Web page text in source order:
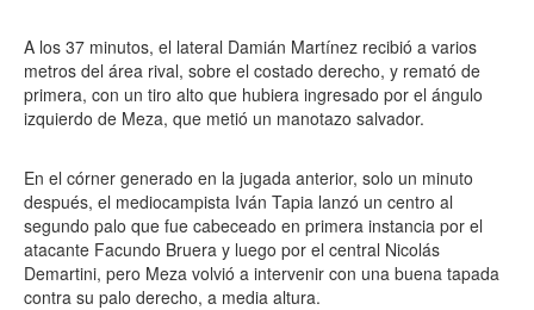
A los 37 minutos, el lateral Damián Martínez recibió a varios
metros del área rival, sobre el costado derecho, y remató de
primera, con un tiro alto que hubiera ingresado por el ángulo
izquierdo de Meza, que metió un manotazo salvador.
En el córner generado en la jugada anterior, solo un minuto
después, el mediocampista Iván Tapia lanzó un centro al
segundo palo que fue cabeceado en primera instancia por el
atacante Facundo Bruera y luego por el central Nicolás
Demartini, pero Meza volvió a intervenir con una buena tapada
contra su palo derecho, a media altura.